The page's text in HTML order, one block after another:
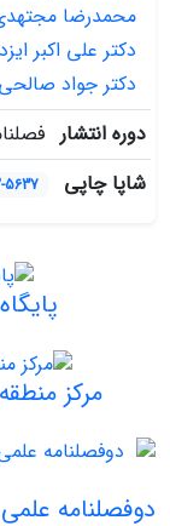
محمدرضا
دکتر علی اکبر
دکتر جواد صالحی
دوره انتشار
شاپا چاپی
5637
مرکز
دوفصلنامه